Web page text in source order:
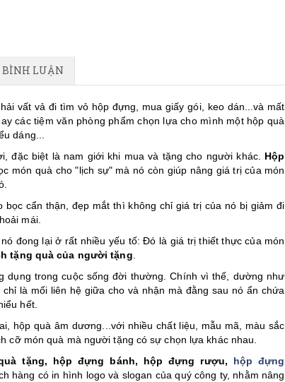
BÌNH LUẬN
vất vả đi tìm vỏ hộp đựng, mua giấy gói, keo dán...và mất
các tiệm văn phòng phẩm chọn lựa cho mình một hộp quà
dáng...
đặc biệt là nam giới khi mua và tặng cho người khác. Hộp
món quà cho "lịch sự" mà nó còn giúp nâng giá trị của món
cẩn thận, đẹp mắt thì không chỉ giá trị của nó bị giảm đi
mái.
đong lại ở rất nhiều yếu tố: Đó là giá trị thiết thực của món
tặng quà của người tặng
dụng trong cuộc sống đời thường. Chính vì thế, dường như
là mối liên hệ giữa cho và nhận mà đằng sau nó ẩn chứa
hết.
hộp quà âm dương...với nhiều chất liệu, mẫu mã, màu sắc
cỡ món quà mà người tặng có sự chọn lựa khác nhau.
tặng, hộp đựng bánh, hộp đựng rượu, hộp đựng
hàng có in hình logo và slogan của quý công ty, nhằm nâng